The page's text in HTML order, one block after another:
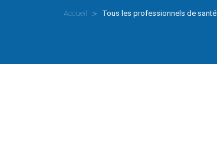
Accueil Tous les professionnels de santé